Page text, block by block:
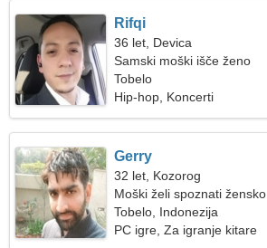
Rifqi
36 let, Devica
Samski moški išče ženo
Tobelo
Hip-hop, Koncerti
Gerry
32 let, Kozorog
Moški želi spoznati žensko
Tobelo, Indonezija
PC igre, Za igranje kitare